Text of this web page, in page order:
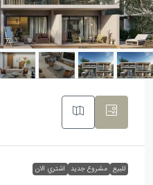
للبيع مشروع جديد اشتري الان